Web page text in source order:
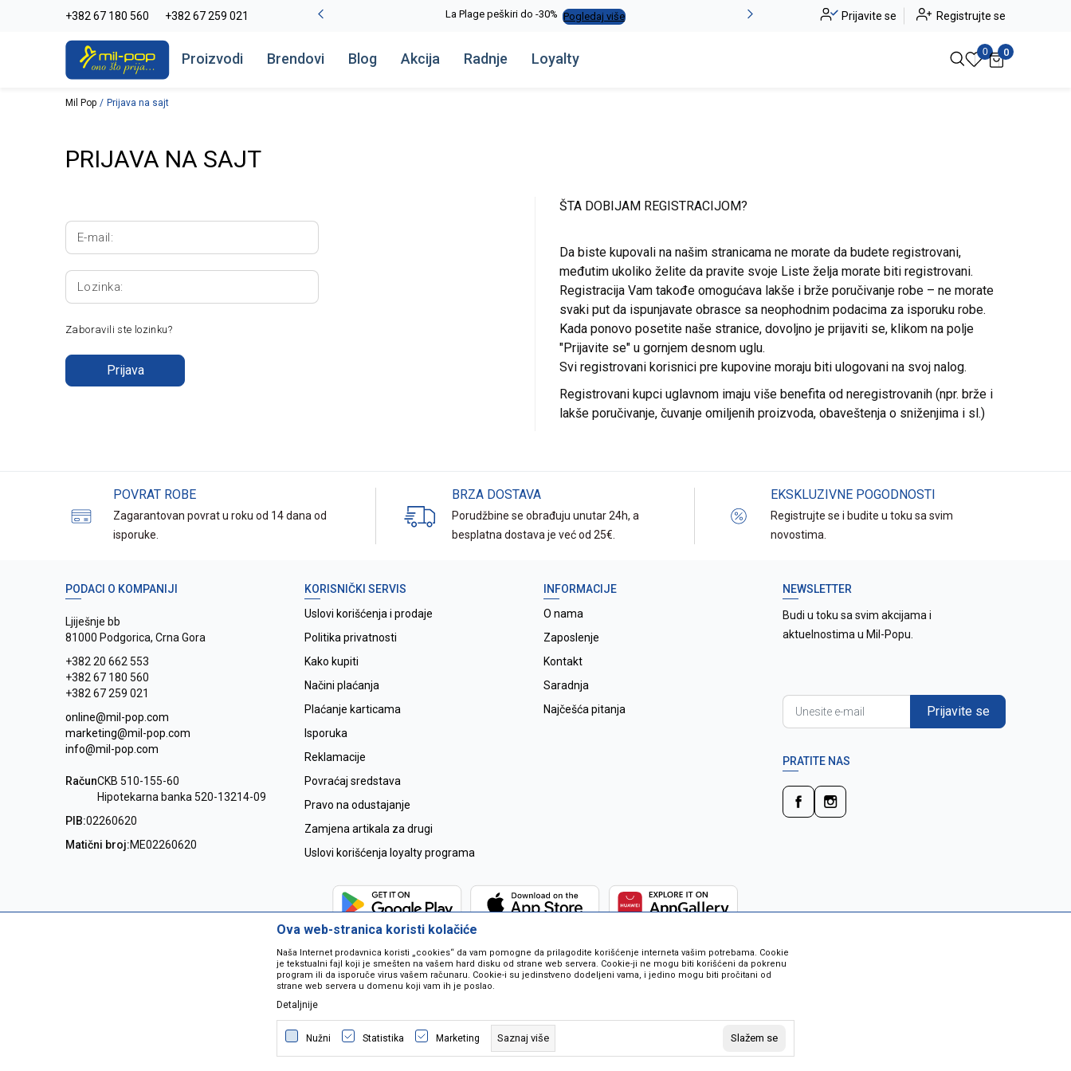
+382 67 180 560 +382 67 259 021
-20% na kompletan asortiman Pogledaj više La Plage peškiri do -30% Pogledaj više Alma Ras do -50% Pogledaj više
Prijavite se Registrujte se
Proizvodi Brendovi Blog Akcija Radnje Loyalty 0 0
Mil Pop Prijava na sajt
PRIJAVA NA SAJT
E-mail:
Lozinka:
Zaboravili ste lozinku?
Prijava
ŠTA DOBIJAM REGISTRACIJOM?
Da biste kupovali na našim stranicama ne morate da budete registrovani,
međutim ukoliko želite da pravite svoje Liste želja morate biti registrovani.
Registracija Vam takođe omogućava lakše i brže poručivanje robe – ne morate
svaki put da ispunjavate obrasce sa neophodnim podacima za isporuku robe.
Kada ponovo posetite naše stranice, dovoljno je prijaviti se, klikom na polje
"Prijavite se" u gornjem desnom uglu.
Svi registrovani korisnici pre kupovine moraju biti ulogovani na svoj nalog.
Registrovani kupci uglavnom imaju više benefita od neregistrovanih (npr. brže i
lakše poručivanje, čuvanje omiljenih proizvoda, obaveštenja o sniženjima i sl.)
POVRAT ROBE
Zagarantovan povrat u roku od 14 dana od
isporuke.
BRZA DOSTAVA
Porudžbine se obrađuju unutar 24h, a
besplatna dostava je već od 25€.
EKSKLUZIVNE POGODNOSTI
Registrujte se i budite u toku sa svim
novostima.
PODACI O KOMPANIJI
Ljiješnje bb
81000 Podgorica, Crna Gora
+382 20 662 553
+382 67 180 560
+382 67 259 021
online@mil-pop.com
marketing@mil-pop.com
info@mil-pop.com
RačunCKB 510-155-60
Hipotekarna banka 520-13214-09
PIB:02260620
Matični broj:ME02260620
KORISNIČKI SERVIS
Uslovi korišćenja i prodaje
Politika privatnosti
Kako kupiti
Načini plaćanja
Plaćanje karticama
Isporuka
Reklamacije
Povraćaj sredstava
Pravo na odustajanje
Zamjena artikala za drugi
Uslovi korišćenja loyalty programa
INFORMACIJE
O nama
Zaposlenje
Kontakt
Saradnja
Najčešća pitanja
NEWSLETTER
Budi u toku sa svim akcijama i
aktuelnostima u Mil-Popu.
Prijavite se
PRATITE NAS
Nastojimo da budemo što precizniji u opisu proizvoda, prikazu slika i samih cijena ali ne možemo garantovati da su sve informacije kompletne i bez
grešaka. Svi artikli na sajtu su dio naše ponude i ne podrazumjeva se da su dostupni u svakom trenutku. Raspoloživost robe možete provjeriti besplatnim
pozivom na broj 067259021.
©2026www.mil-pop.com, IzradaNB SOFT. Sva prava zadržana.
Ova web-stranica koristi kolačiće
Naša Internet prodavnica koristi „cookies“ da vam pomogne da prilagodite korišćenje interneta vašim potrebama. Cookie
je tekstualni fajl koji je smešten na vašem hard disku od strane web servera. Cookie-ji ne mogu biti korišćeni da pokrenu
program ili da isporuče virus vašem računaru. Cookie-i su jedinstveno dodeljeni vama, i jedino mogu biti pročitani od
strane web servera u domenu koji vam ih je poslao.
Detaljnije
Nužni Statistika Marketing Saznaj više Slažem se